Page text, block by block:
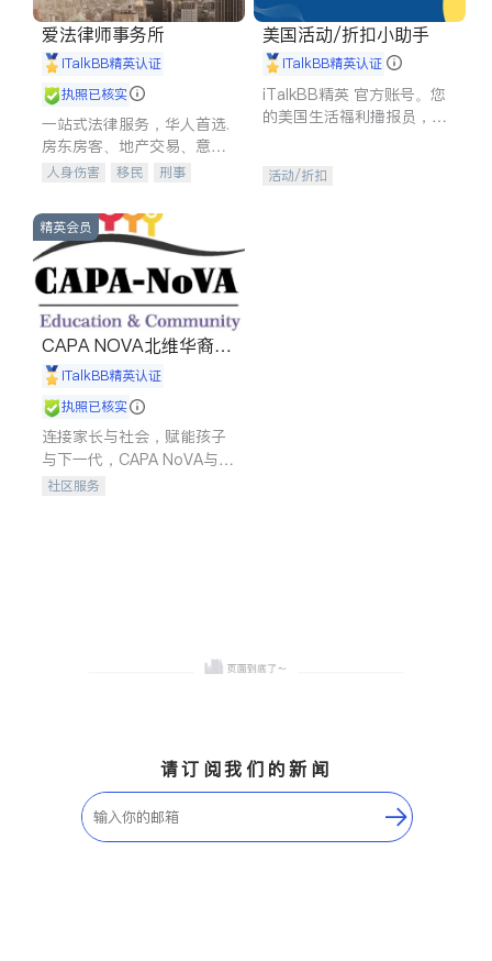
爱法律师事务所
iTalkBB精英认证
执照已核实
一站式法律服务，华人首选.
房东房客、地产交易、意外
伤害、车祸重伤、商业诉
建筑合同、刑事案件全包办
人身伤害 移民
刑事
信托/遗嘱
商业
索赔
律师-其它 保释
美国活动/折扣小助手
iTalkBB精英认证
iTalkBB精英 官方账号。您
的美国生活福利播报员，精
专属福利。
活动/折扣
精英会员
CAPA NOVA北维华裔家
长会iTalkBB精英认证
执照已核实
连接家长与社会，赋能孩子
与下一代，CAPA NoVA与您
携手建设包容、公平、充满
社区服务
请订阅我们的新闻